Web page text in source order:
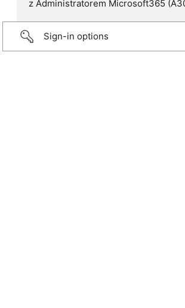
z Administratorem Microsoft365
Sign-in options